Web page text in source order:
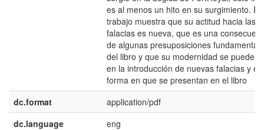
es al menos un hito en su surgimiento.
trabajo muestra que su actitud hacia las
falacias es nueva, que es una
de algunas presuposiciones
del libro y que su modernidad se puede
en la introducción de nuevas falacias y
forma en que se presentan en el libro
dc.format
application/pdf
dc.language
eng